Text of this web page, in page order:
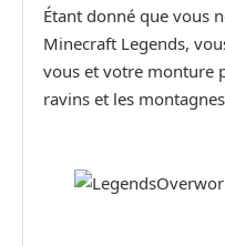
Étant donné que vous
Minecraft Legends,
vous et votre monture
ravins et les